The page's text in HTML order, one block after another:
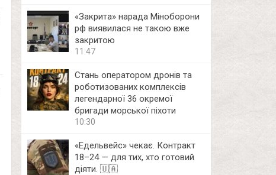
«Закрита» нарада Міноборони
рф виявилася не такою вже
закритою
11:47
Стань оператором дронів та
роботизованих комплексів
легендарної 36 окремої
бригади морської піхоти
10:30
«Едельвейс» чекає. Контракт
18–24 — для тих, хто готовий
діяти. 🇺🇦